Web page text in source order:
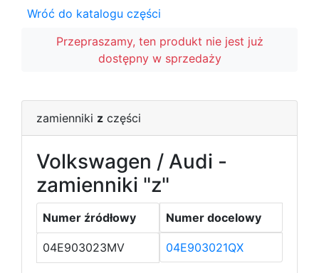
Wróć do katalogu części
Przepraszamy, ten produkt nie jest już
dostępny w sprzedaży
zamienniki z części
Volkswagen / Audi -
zamienniki "z"
Numer źródłowy Numer docelowy
04E903023MV 04E903021QX